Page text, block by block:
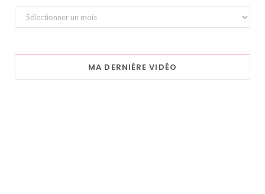
Archives
MA DERNIÈRE VIDÉO